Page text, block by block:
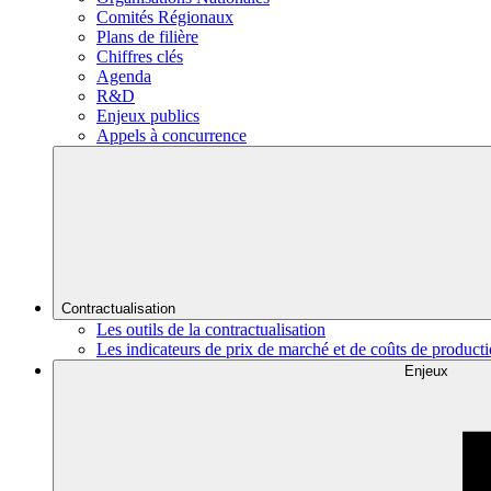
Comités Régionaux
Plans de filière
Chiffres clés
Agenda
R&D
Enjeux publics
Appels à concurrence
Contractualisation
Les outils de la contractualisation
Les indicateurs de prix de marché et de coûts de
Enjeux